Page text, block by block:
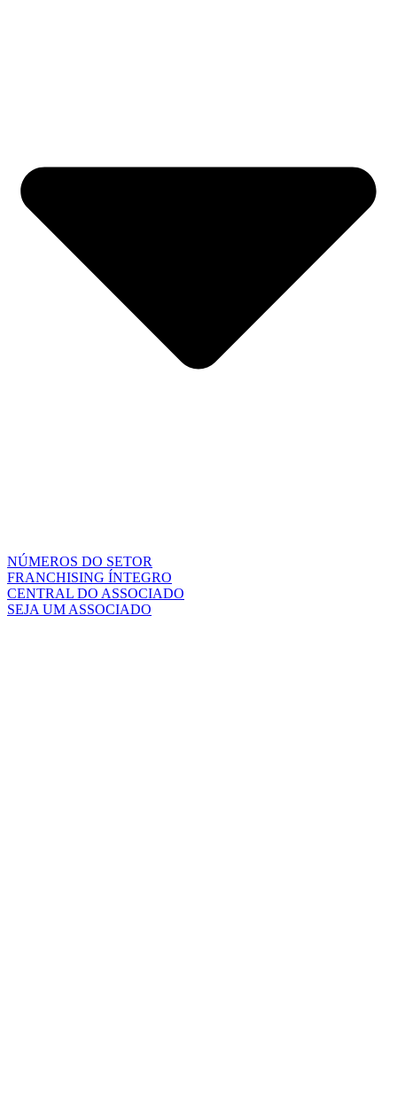
NÚMEROS DO SETOR
FRANCHISING ÍNTEGRO
CENTRAL DO ASSOCIADO
SEJA UM ASSOCIADO